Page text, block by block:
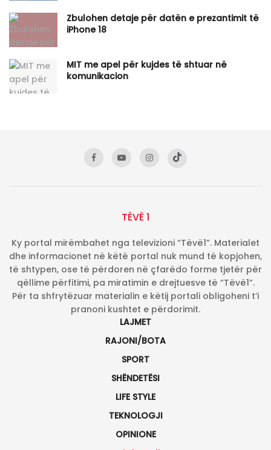
Zbulohen detaje për datën e prezantimit të
iPhone 18
MIT me apel për kujdes të shtuar në
komunikacion
TËVË 1
Ky portal mirëmbahet nga televizioni “Tëvë1”. Materialet
dhe informacionet në këtë portal nuk mund të kopjohen,
të shtypen, ose të përdoren në çfarëdo forme tjetër për
qëllime përfitimi, pa miratimin e drejtuesve të “Tëvë1”.
Për ta shfrytëzuar materialin e këtij portali obligoheni t’i
pranoni kushtet e përdorimit.
LAJMET
RAJONI/BOTA
SPORT
SHËNDETËSI
LIFE STYLE
TEKNOLOGJI
OPINIONE